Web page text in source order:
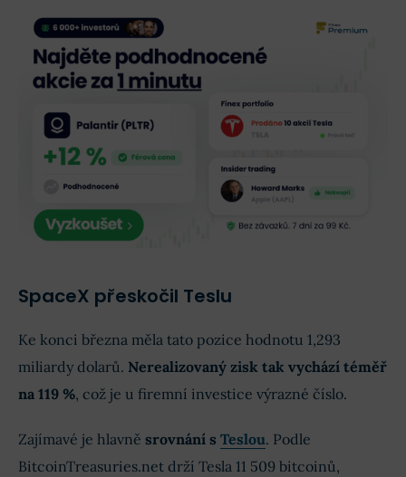
SpaceX přeskočil Teslu
Ke konci března měla tato pozice hodnotu 1,293
miliardy dolarů. Nerealizovaný zisk tak vychází téměř
na 119 %, což je u firemní investice výrazné číslo.
Zajímavé je hlavně srovnání s Teslou. Podle
BitcoinTreasuries.net drží Tesla 11 509 bitcoinů,